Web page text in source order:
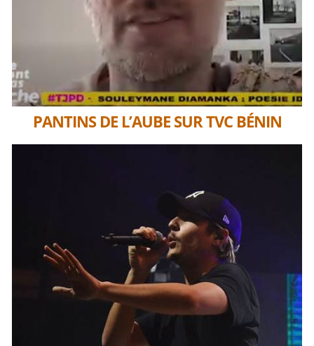
PANTINS DE L’AUBE SUR TVC BÉNIN